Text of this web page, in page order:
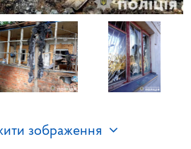
зображення